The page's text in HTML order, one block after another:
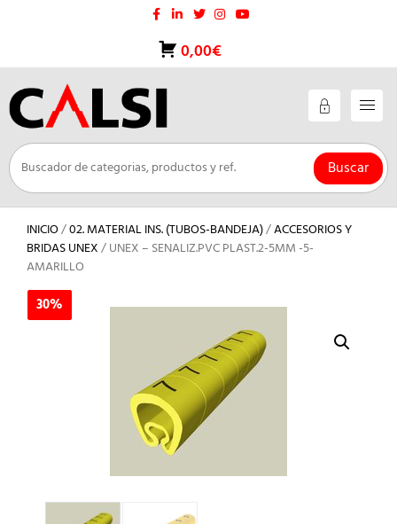
0,00€
Buscar
INICIO/02. MATERIAL INS. (TUBOS-BANDEJA)/ACCESORIOS Y
BRIDAS UNEX/ UNEX – SENALIZ.PVC PLAST.2-5MM -5-
AMARILLO
30%
30%